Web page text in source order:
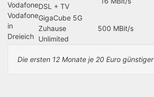
Vodafone
in
Dreieich
DSL + TV
GigaCube 5G
Zuhause
Unlimited
500 MBit/s
Die ersten 12 Monate je 20 Euro günstiger